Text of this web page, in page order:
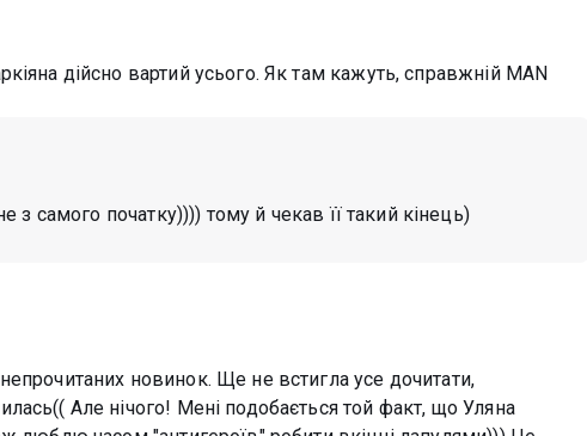
дійсно вартий усього. Як там кажуть, справжній MAN
з самого початку)))) тому й чекав її такий кінець)
новинок. Ще не встигла усе дочитати,
Але нічого! Мені подобається той факт, що Уляна